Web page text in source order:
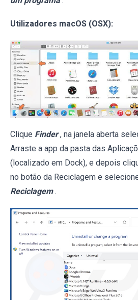
Utilizadores macOS (OSX):
Clique Finder , na janela aberta
Arraste a app da pasta das
(localizado em Dock), e depois
no botão da Reciclagem e
Reciclagem .